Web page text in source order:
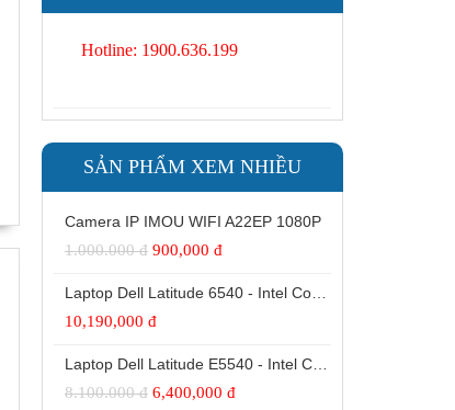
Hotline: 1900.636.199
SẢN PHẨM XEM NHIỀU
Camera IP IMOU WIFI A22EP 1080P
1.000.000 đ 900,000 đ
10,190,000 đ
8.100.000 đ 6,400,000 đ